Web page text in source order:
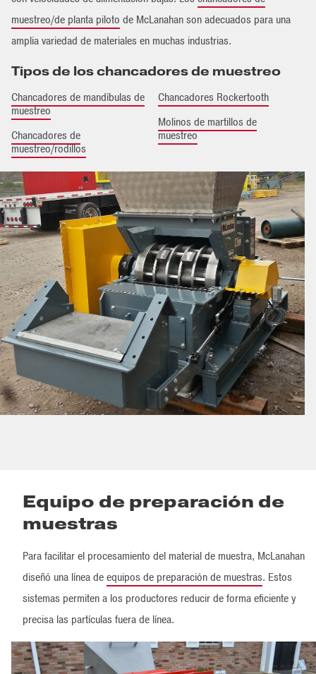
muestreo/de planta piloto de McLanahan son adecuados para una
amplia variedad de materiales en muchas industrias.
Tipos de los chancadores de muestreo
Chancadores de mandíbulas de
muestreo
Chancadores de
muestreo/rodillos
Chancadores Rockertooth
Molinos de martillos de
muestreo
Equipo de preparación de
muestras
Para facilitar el procesamiento del material de muestra, McLanahan
diseñó una línea deequipos de preparación de muestras. Estos
sistemas permiten a los productores reducir de forma eficiente y
precisa las partículas fuera de línea.